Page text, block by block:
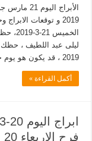
2019 ، قد يكون هو يوم حظك في ، …
أكمل القراءة »